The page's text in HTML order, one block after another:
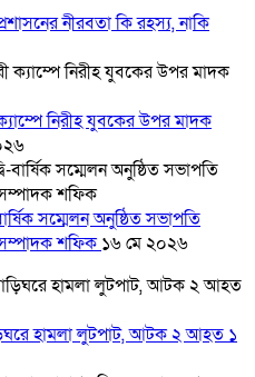
নীরবতা কি রহস্য, নাকি
নিরীহ যুবকের উপর মাদক
সম্মেলন অনুষ্ঠিত সভাপতি
শফিক ১৬ মে ২০২৬
হামলা লুটপাট, আটক ২ আহত ১